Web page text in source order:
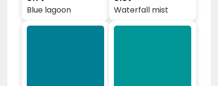
Blue lagoon
Waterfall mist